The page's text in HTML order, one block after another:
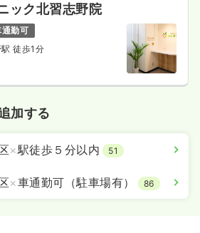
ック北習志野院
通勤可
徒歩1分
加する
×駅徒歩５分以内 51
×車通勤可（駐車場有） 86